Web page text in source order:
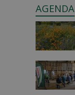
AGENDA